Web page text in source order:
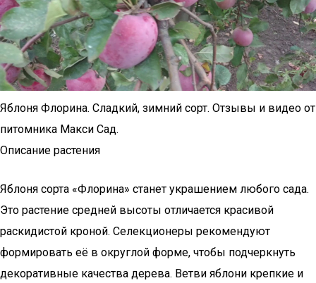
Яблоня Флорина. Сладкий, зимний сорт. Отзывы и видео от
питомника Макси Сад.
Описание растения
Яблоня сорта «Флорина» станет украшением любого сада.
Это растение средней высоты отличается красивой
раскидистой кроной. Селекционеры рекомендуют
формировать её в округлой форме, чтобы подчеркнуть
декоративные качества дерева. Ветви яблони крепкие и